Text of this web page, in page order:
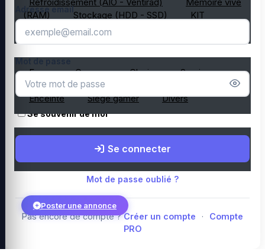
(RAM)
Stockage (HDD - SSD)
KIT
composant PC gamer
Ecran Casque Clavier
Souris
Microphone
Webcam
Enceinte
Siège gamer Divers
Top PC gamer : Intel / AMD
Composants PC gamer
Poster une annonce
Adresse email
Se souvenir de moi
Se connecter
Mot de passe oublié ?
Pas encore de compte ? Créer un compte ·
Compte
PRO